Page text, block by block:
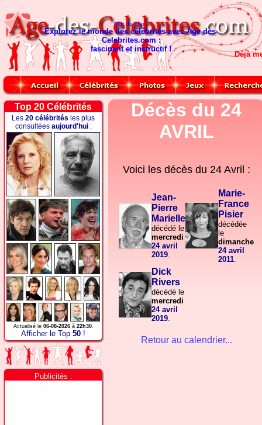
Mot du jour :
Explorez le monde des célébrités avec Age-des-
Celebrites.com :
fascinant et instructif !
Déjà
Top 20 Célébrités
Les 20 célébrités les plus
consultées aujourd'hui:
Actualisé le 06-08-2026à 22h30.
Afficher le Top 50 !
Publicités :
Décès du 24
AVRIL
Voici les décès du 24 Avril :
Jean-
Pierre
Marielle
décédé le
mercredi
24 avril
2019.
Marie-
France
Pisier
décédée
le
dimanche
24 avril
2011.
Dick
Rivers
décédé le
mercredi
24 avril
2019.
Retour au calendrier...